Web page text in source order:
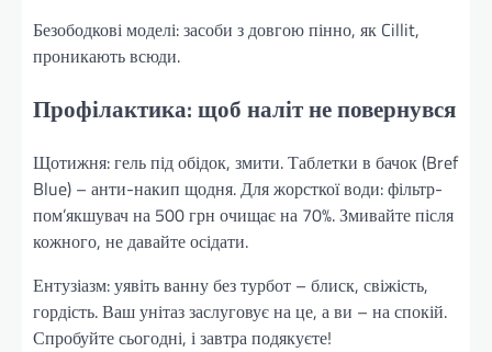
Безободкові моделі: засоби з довгою пінно, як Cillit,
проникають всюди.
Профілактика: щоб наліт не повернувся
Щотижня: гель під обідок, змити. Таблетки в бачок (Bref
Blue) – анти-накип щодня. Для жорсткої води: фільтр-
пом’якшувач на 500 грн очищає на 70%. Змивайте після
кожного, не давайте осідати.
Ентузіазм: уявіть ванну без турбот – блиск, свіжість,
гордість. Ваш унітаз заслуговує на це, а ви – на спокій.
Спробуйте сьогодні, і завтра подякуєте!